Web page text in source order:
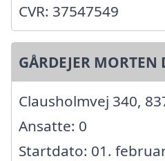
CVR: 37547549
GÅRDEJER MORTEN
Clausholmvej 340,
Ansatte: 0
Startdato: 01.